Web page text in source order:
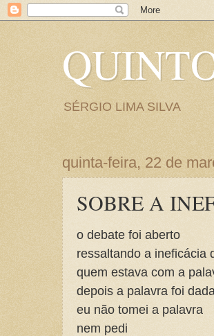
SÉRGIO LIMA SILVA
quinta-feira, 22 de
SOBRE A
o debate foi aberto
ressaltando a ineficácia
quem estava com a
depois a palavra foi
eu não tomei a palavra
nem pedi